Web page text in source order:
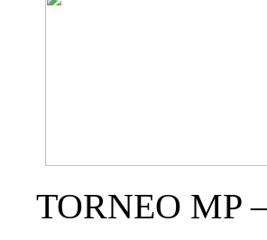
TORNEO MP